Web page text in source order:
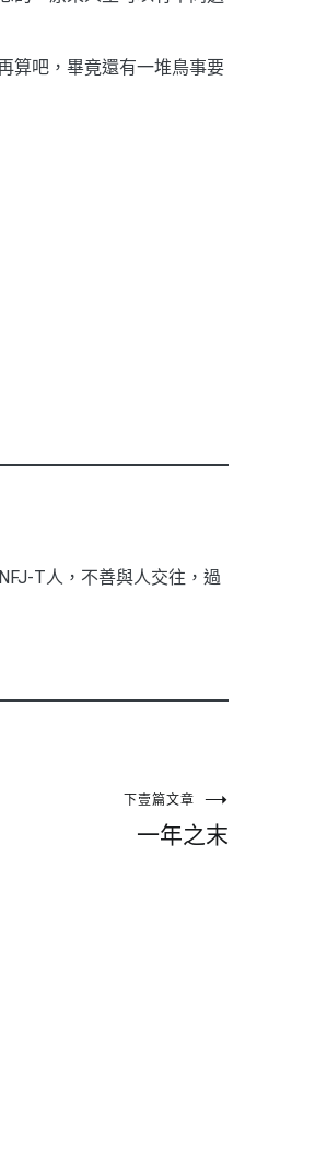
算吧，畢竟還有一堆鳥事要
T人，不善與人交往，過
下壹篇文章
一年之末